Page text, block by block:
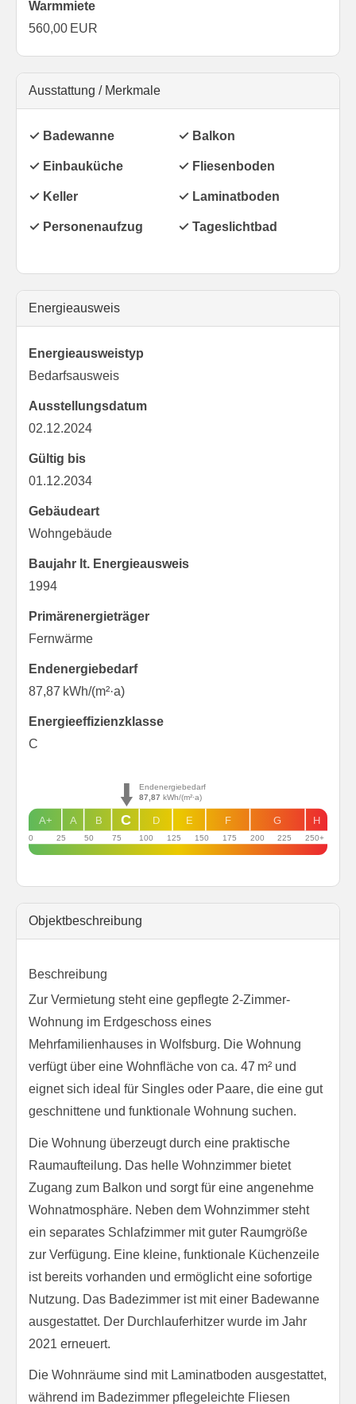
Warmmiete
560,00 EUR
Ausstattung / Merkmale
✓ Badewanne ✓ Balkon
✓ Einbauküche ✓ Fliesenboden
✓ Keller ✓ Laminatboden
✓ Personenaufzug ✓ Tageslichtbad
Energieausweis
Energieausweistyp
Bedarfs­ausweis
Ausstellungsdatum
02.12.2024
Gültig bis
01.12.2034
Gebäudeart
Wohngebäude
Baujahr lt. Energieausweis
1994
Primärenergieträger
Fernwärme
Endenergie­bedarf
87,87 kWh/(m²·a)
Energie­effizienz­klasse
C
0 25 50 75 100 125 150 175 200 225 250+
H
G
F
E
D
B
A
A+ C
Endenergiebedarf
87,87 kWh/(m²·a)
Objekt­beschreibung
Beschreibung
Zur Vermietung steht eine gepflegte 2-Zimmer-
Wohnung im Erdgeschoss eines
Mehrfamilienhauses in Wolfsburg. Die Wohnung
verfügt über eine Wohnfläche von ca. 47 m² und
eignet sich ideal für Singles oder Paare, die eine gut
geschnittene und funktionale Wohnung suchen.
Die Wohnung überzeugt durch eine praktische
Raumaufteilung. Das helle Wohnzimmer bietet
Zugang zum Balkon und sorgt für eine angenehme
Wohnatmosphäre. Neben dem Wohnzimmer steht
ein separates Schlafzimmer mit guter Raumgröße
zur Verfügung. Eine kleine, funktionale Küchenzeile
ist bereits vorhanden und ermöglicht eine sofortige
Nutzung. Das Badezimmer ist mit einer Badewanne
ausgestattet. Der Durchlauferhitzer wurde im Jahr
2021 erneuert.
Die Wohnräume sind mit Laminatboden ausgestattet,
während im Badezimmer pflegeleichte Fliesen